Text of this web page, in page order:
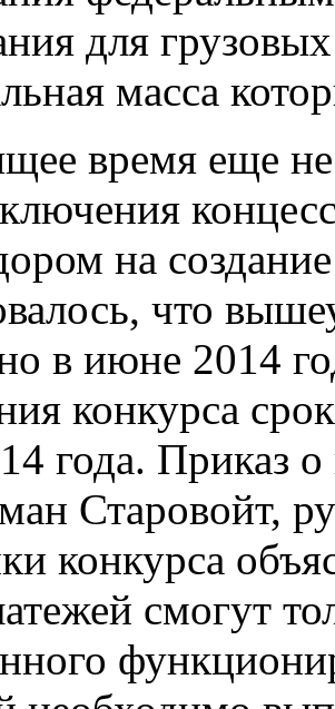
для
масса
время еще
на
что
в июне 2014
конкурса
года. Приказ
Старовойт,
конкурса
смогут